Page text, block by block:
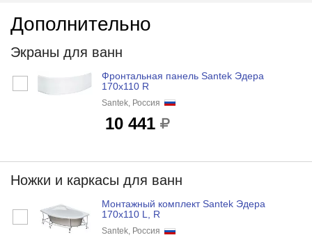
Дополнительно
Экраны для ванн
Фронтальная панель Santek Эдера
170x110 R
Santek, Россия
10 441
Ножки и каркасы для ванн
Монтажный комплект Santek Эдера
170x110 L, R
Santek, Россия